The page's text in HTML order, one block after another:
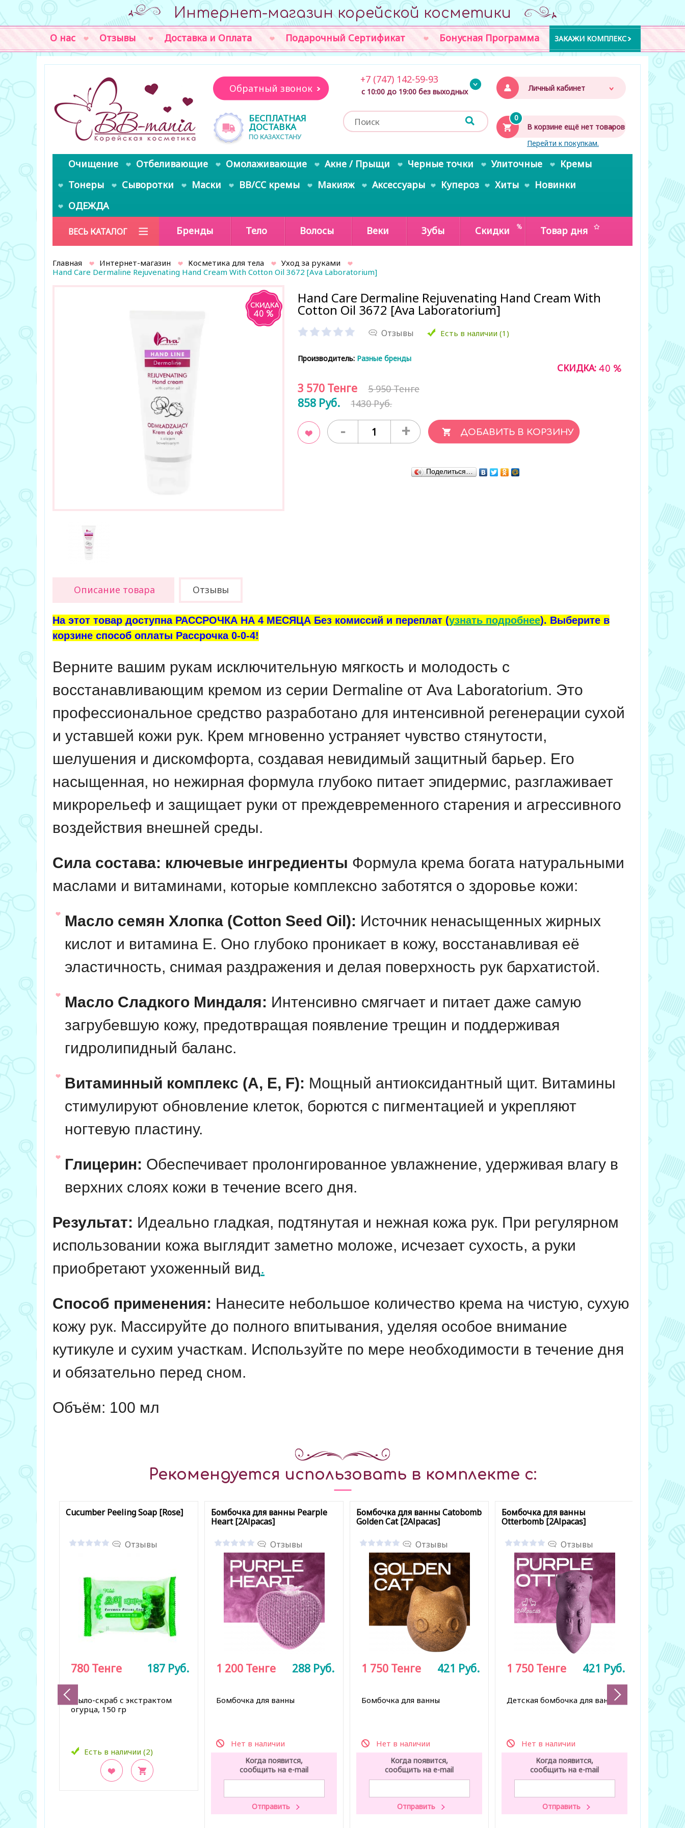
Интернет-магазин корейской косметики
О нас Отзывы Доставка и Оплата Подарочный Сертификат Бонусная Программа ЗАКАЖИ КОМПЛЕКС
Личный кабинет
0
В корзине ещё нет товаров
Перейти к покупкам.
Обратный звонок
БЕСПЛАТНАЯ
ДОСТАВКА
ПО КАЗАХСТАНУ
+7 (747) 142-59-93
с 10:00 до 19:00 без выходных
Очищение Отбеливающие Омолаживающие Акне / Прыщи Черные точки Улиточные
Кремы
Тонеры
Сыворотки Маски BB/CC кремы Макияж Аксессуары Купероз Хиты
Новинки
ОДЕЖДА
ВЕСЬ КАТАЛОГ Бренды Тело Волосы Веки Зубы Скидки Товар дня
Главная Интернет-магазин Косметика для тела
Уход за руками
Hand Care Dermaline Rejuvenating Hand Cream With Cotton Oil 3672 [Ava Laboratorium]
40 %
Hand Care Dermaline Rejuvenating Hand Cream With
Cotton Oil 3672 [Ava Laboratorium]
Отзывы Есть в наличии (1)
Производитель: Разные бренды
СКИДКА: 40 %
3 570 Тенге 5 950 Тенге
858 Руб. 1430 Руб.
- +
Поделиться…
Описание товара Отзывы
На этот товар доступна РАССРОЧКА НА 4 МЕСЯЦА Без комиссий и переплат (узнать подробнее). Выберите в
корзине способ оплаты Рассрочка 0-0-4!
Верните вашим рукам исключительную мягкость и молодость с
восстанавливающим кремом из серии Dermaline от Ava Laboratorium. Это
профессиональное средство разработано для интенсивной регенерации сухой
и уставшей кожи рук. Крем мгновенно устраняет чувство стянутости,
шелушения и дискомфорта, создавая невидимый защитный барьер. Его
насыщенная, но нежирная формула глубоко питает эпидермис, разглаживает
микрорельеф и защищает руки от преждевременного старения и агрессивного
воздействия внешней среды.
Сила состава: ключевые ингредиенты Формула крема богата натуральными
маслами и витаминами, которые комплексно заботятся о здоровье кожи:
Масло семян Хлопка (Cotton Seed Oil): Источник ненасыщенных жирных
кислот и витамина Е. Оно глубоко проникает в кожу, восстанавливая её
эластичность, снимая раздражения и делая поверхность рук бархатистой.
Масло Сладкого Миндаля: Интенсивно смягчает и питает даже самую
загрубевшую кожу, предотвращая появление трещин и поддерживая
гидролипидный баланс.
Витаминный комплекс (A, E, F): Мощный антиоксидантный щит. Витамины
стимулируют обновление клеток, борются с пигментацией и укрепляют
ногтевую пластину.
Глицерин: Обеспечивает пролонгированное увлажнение, удерживая влагу в
верхних слоях кожи в течение всего дня.
Результат: Идеально гладкая, подтянутая и нежная кожа рук. При регулярном
использовании кожа выглядит заметно моложе, исчезает сухость, а руки
приобретают ухоженный вид.
Способ применения: Нанесите небольшое количество крема на чистую, сухую
кожу рук. Массируйте до полного впитывания, уделяя особое внимание
кутикуле и сухим участкам. Используйте по мере необходимости в течение дня
и обязательно перед сном.
Объём: 100 мл
Рекомендуется использовать в комплекте с:
Cucumber Peeling Soap [Rose]
Отзывы
Мыло-скраб с экстрактом
огурца, 150 гр
Есть в наличии (2)
780 Тенге 187 Руб.
Бомбочка для ванны Pearple
Heart [2Alpacas]
Отзывы
Бомбочка для ванны
Нет в наличии
1 200 Тенге 288 Руб.
Когда появится,
сообщить на e-mail
Бомбочка для ванны Catobomb
Golden Cat [2Alpacas]
Отзывы
Бомбочка для ванны
Нет в наличии
1 750 Тенге 421 Руб.
Когда появится,
сообщить на e-mail
Бомбочка для ванны
Otterbomb [2Alpacas]
Отзывы
Детская бомбочка для ванны
Нет в наличии
1 750 Тенге 421 Руб.
Когда появится,
сообщить на e-mail